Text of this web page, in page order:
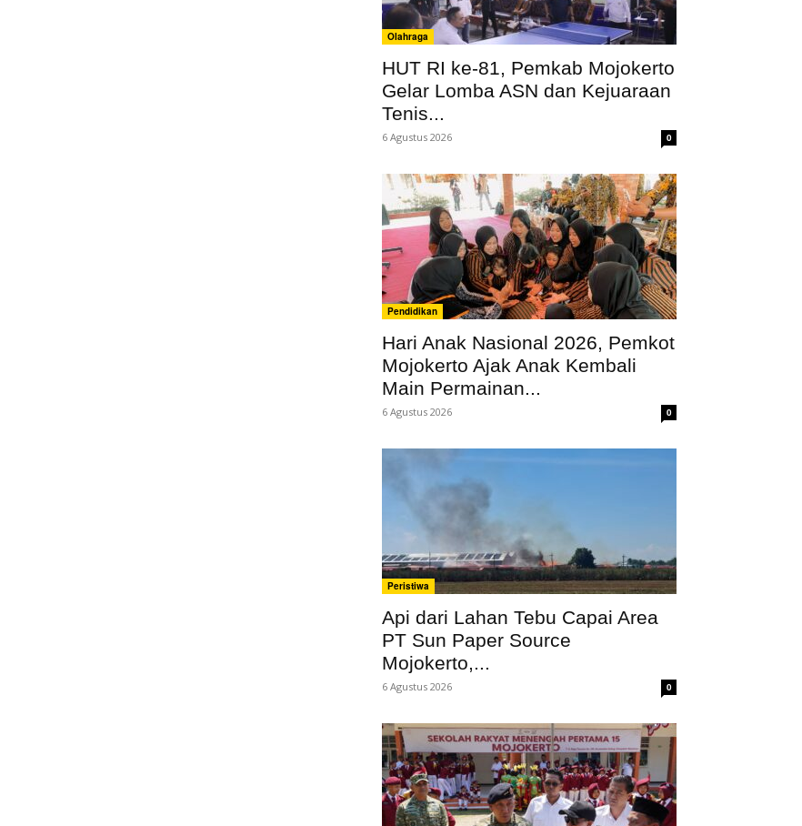
Olahraga
HUT RI ke-81, Pemkab Mojokerto
Gelar Lomba ASN dan Kejuaraan
Tenis...
6 Agustus 2026 0
Pendidikan
Hari Anak Nasional 2026, Pemkot
Mojokerto Ajak Anak Kembali
Main Permainan...
6 Agustus 2026 0
Peristiwa
Api dari Lahan Tebu Capai Area
PT Sun Paper Source
Mojokerto,...
6 Agustus 2026 0